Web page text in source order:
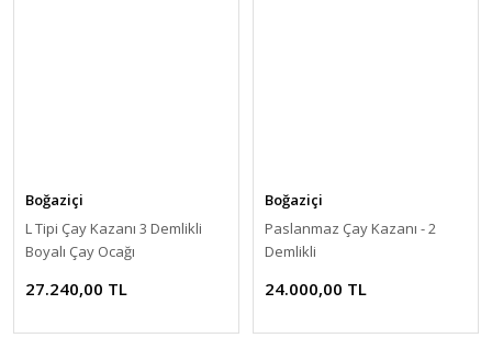
Boğaziçi
L Tipi Çay Kazanı 3 Demlikli
Boyalı Çay Ocağı
27.240,00 TL
Boğaziçi
Paslanmaz Çay Kazanı - 2
Demlikli
24.000,00 TL